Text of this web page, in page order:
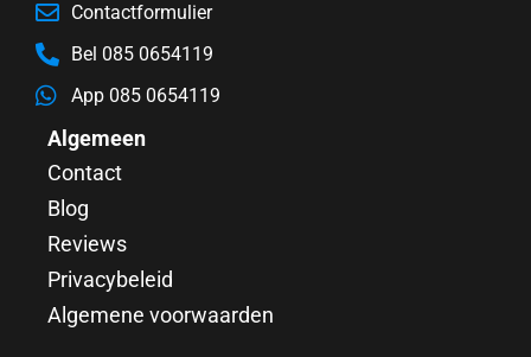
Contactformulier
Bel 085 0654119
App 085 0654119
Algemeen
Contact
Blog
Reviews
Privacybeleid
Algemene voorwaarden